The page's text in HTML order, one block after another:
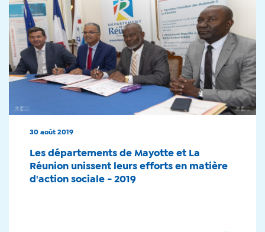
30 août 2019
Les départements de Mayotte et La
Réunion unissent leurs efforts en matière
d'action sociale - 2019